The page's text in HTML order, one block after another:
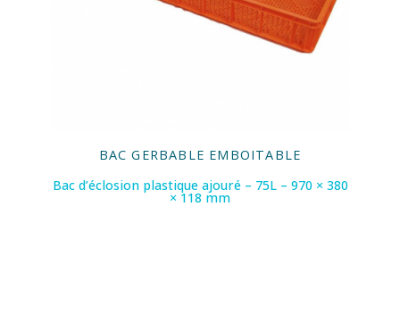
BAC GERBABLE EMBOITABLE
Bac d’éclosion plastique ajouré – 75L – 970 × 380
× 118 mm